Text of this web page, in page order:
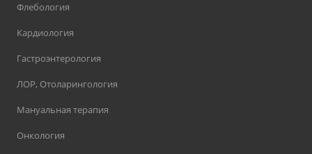
Флебология
Кардиология
Гастроэнтерология
ЛОР, Отоларингология
Мануальная терапия
Онкология